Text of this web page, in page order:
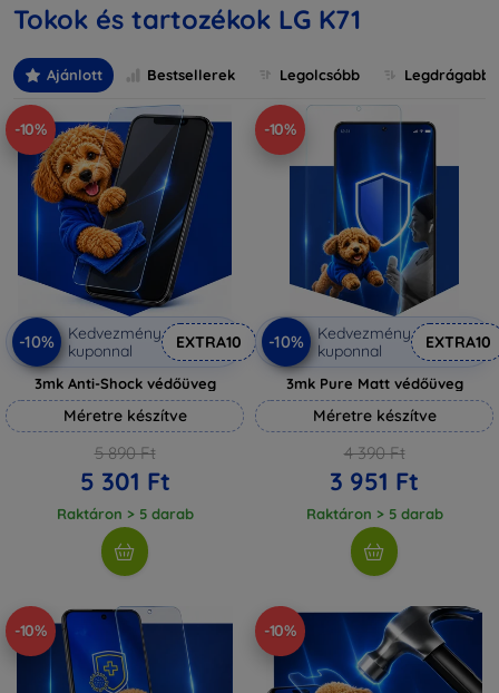
Tokok és tartozékok LG K71
Ajánlott Bestsellerek Legolcsóbb Legdrágabb
-10%
-10%
Kedvezmény
kuponnal
EXTRA10
3mk Anti-Shock védőüveg
Méretre készítve
5 890 Ft
5 301 Ft
Raktáron > 5 darab
-10%
-10%
Kedvezmény
kuponnal
EXTRA10
3mk Pure Matt védőüveg
Méretre készítve
4 390 Ft
3 951 Ft
Raktáron > 5 darab
-10% -10%